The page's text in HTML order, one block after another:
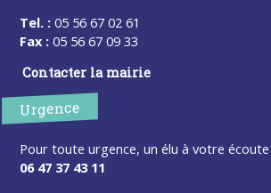
Tel. : 05 56 67 02 61
Fax : 05 56 67 09 33
Contacter la mairie
Urgence
Pour toute urgence, un élu à votre écoute
06 47 37 43 11